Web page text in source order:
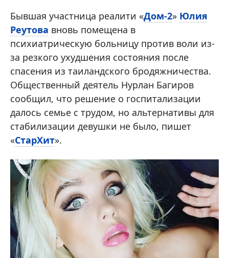
Бывшая участница реалити «Дом-2» Юлия
Реутова вновь помещена в
психиатрическую больницу против воли из-
за резкого ухудшения состояния после
спасения из таиландского бродяжничества.
Общественный деятель Нурлан Багиров
сообщил, что решение о госпитализации
далось семье с трудом, но альтернативы для
стабилизации девушки не было, пишет
«СтарХит».